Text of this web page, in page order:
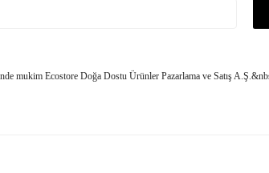
mukim Ecostore Doğa Dostu Ürünler Pazarlama ve Satış